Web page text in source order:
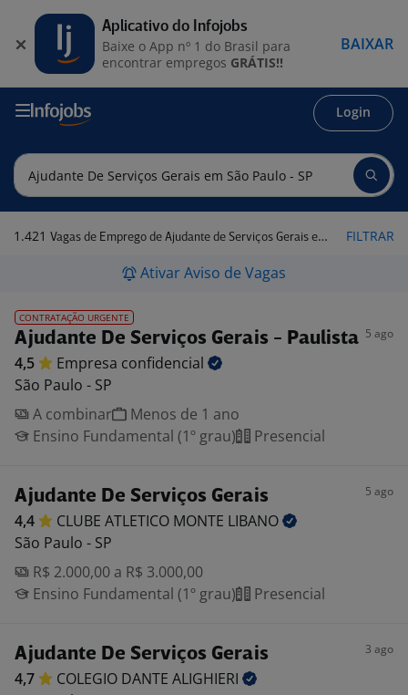
Login
1.421 Vagas de Emprego de Ajudante de Serviços Gerais em São Paulo - SP FILTRAR
Ativar Aviso de Vagas
CONTRATAÇÃO URGENTE
Ajudante De Serviços Gerais - Paulista 5 ago
4,5 Empresa confidencial
São Paulo - SP
A combinar
Menos de 1 ano
Ensino Fundamental (1º grau)
Presencial
Ajudante De Serviços Gerais 5 ago
4,4 CLUBE ATLETICO MONTE LIBANO
São Paulo - SP
R$ 2.000,00 a R$ 3.000,00
Ensino Fundamental (1º grau)
Presencial
Ajudante De Serviços Gerais 3 ago
4,7 COLEGIO DANTE ALIGHIERI
Aplicativo do Infojobs
Baixe o App nº 1 do Brasil para
encontrar empregos GRÁTIS!!
BAIXAR